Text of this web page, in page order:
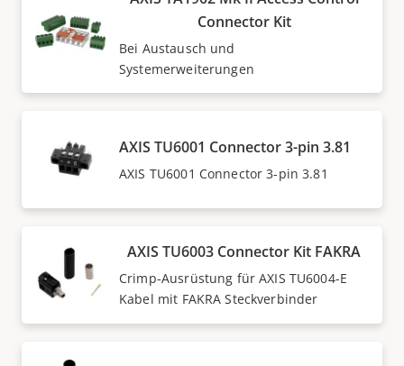
Connector Kit
Bei Austausch und
Systemerweiterungen
AXIS TU6001 Connector 3-pin 3.81
AXIS TU6001 Connector 3-pin 3.81
AXIS TU6003 Connector Kit FAKRA
Crimp-Ausrüstung für AXIS TU6004-E
Kabel mit FAKRA Steckverbinder